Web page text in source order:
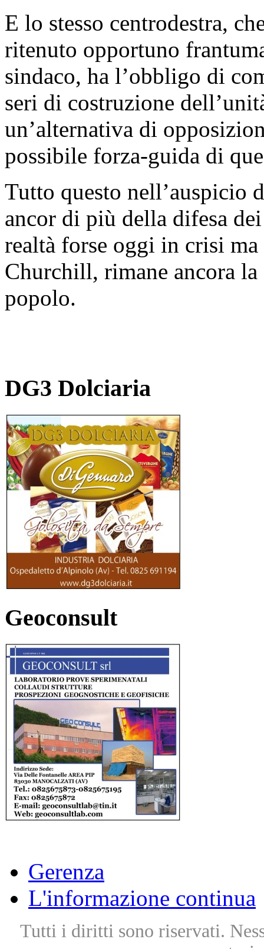
E lo stesso centrodestra,
ritenuto opportuno
sindaco, ha l’obbligo di
seri di costruzione
un’alternativa di
possibile forza-guida di
Tutto questo nell’auspicio
ancor di più della difesa
realtà forse oggi in crisi ma
Churchill, rimane ancora
popolo.
DG3 Dolciaria
Geoconsult
Gerenza
L'informazione continua
Tutti i diritti sono riservati.